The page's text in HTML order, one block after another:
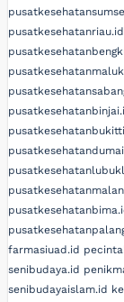
pusatkesehatanriau.id
farmasiuad.id
senibudaya.id
senibudayaislam.id